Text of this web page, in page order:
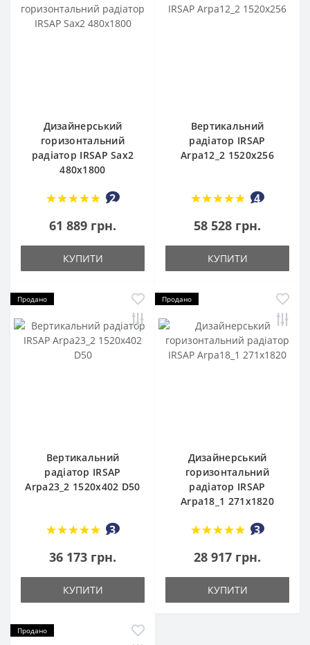
Дизайнерський
горизонтальний
радіатор IRSAP Sax2
480x1800
2
61 889 грн.
КУПИТИ
Вертикальний
радіатор IRSAP
Arpa12_2 1520x256
4
58 528 грн.
КУПИТИ
Продано
Вертикальний
радіатор IRSAP
Arpa23_2 1520x402 D50
3
36 173 грн.
КУПИТИ
Продано
Дизайнерський
горизонтальний
радіатор IRSAP
Arpa18_1 271x1820
3
28 917 грн.
КУПИТИ
Продано